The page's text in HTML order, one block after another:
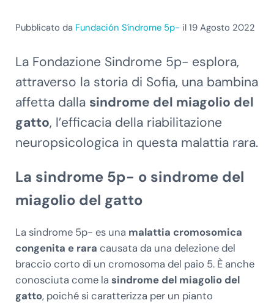
Pubblicato da Fundación Síndrome 5p- il 19 Agosto 2022
La Fondazione Sindrome 5p- esplora,
attraverso la storia di Sofia, una bambina
affetta dalla sindrome del miagolio del
gatto, l’efficacia della riabilitazione
neuropsicologica in questa malattia rara.
La sindrome 5p- o sindrome del
miagolio del gatto
La sindrome 5p- es una malattia cromosomica
congenita e rara causata da una delezione del
braccio corto di un cromosoma del paio 5. È anche
conosciuta come la sindrome del miagolio del
gatto, poiché si caratterizza per un pianto